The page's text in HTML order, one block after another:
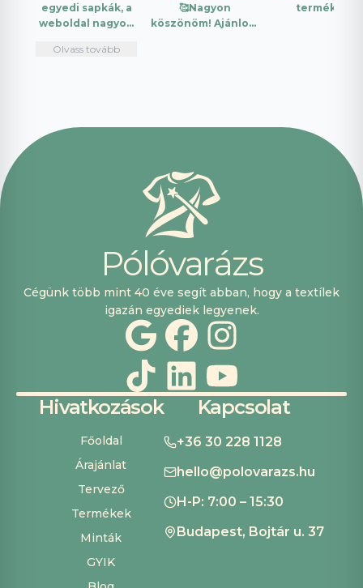
egyedi sapkák, a
weboldal nagyon
használni.
fogok innen
Olvass tovább
🥰Nagyon
köszönöm! Ajánlom
termék.
Pólóvarázs
Cégünk több mint 40 éve segít abban, hogy a textílek
igazán egyediek legyenek.
Hivatkozások
Főoldal
Árajánlat
Tervező
Termékek
Minták
GYIK
Kapcsolat
+36 30 228 1128
hello@polovarazs.hu
H-P: 7:00 – 15:30
Budapest, Bojtár u. 37